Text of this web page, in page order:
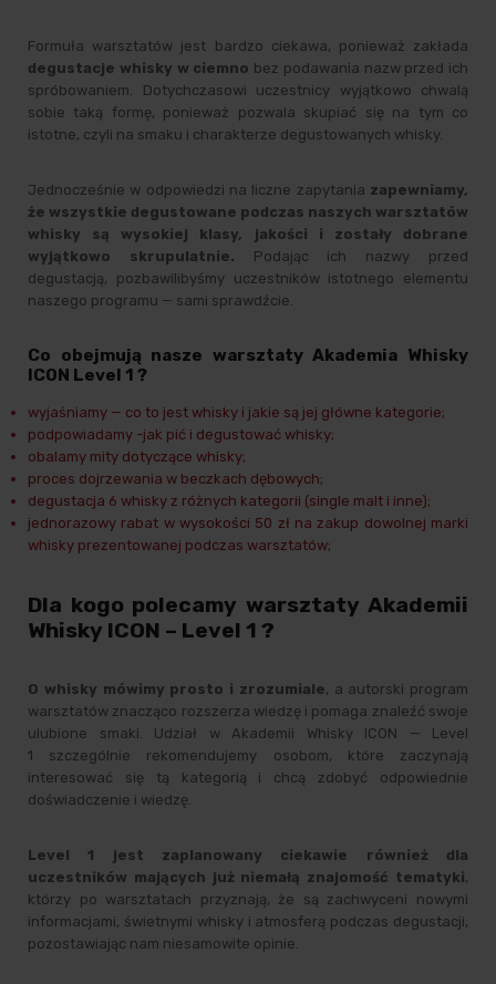
Formuła warsztatów jest bardzo ciekawa, ponieważ zakłada
degustacje whisky w ciemno bez podawania nazw przed ich
spróbowaniem. Dotychczasowi uczestnicy wyjątkowo chwalą
sobie taką formę, ponieważ pozwala skupiać się na tym co
istotne, czyli na smaku i charakterze degustowanych whisky.
Jednocześnie w odpowiedzi na liczne zapytania zapewniamy,
że wszystkie degustowane podczas naszych warsztatów
whisky są wysokiej klasy, jakości i zostały dobrane
wyjątkowo skrupulatnie. Podając ich nazwy przed
degustacją, pozbawilibyśmy uczestników istotnego elementu
naszego programu — sami sprawdźcie.
Co obejmują nasze warsztaty Akademia Whisky
ICON Level 1 ?
wyjaśniamy — co to jest whisky i jakie są jej główne kategorie;
podpowiadamy -jak pić i degustować whisky;
obalamy mity dotyczące whisky;
proces dojrzewania w beczkach dębowych;
degustacja 6 whisky z różnych kategorii (single malt i inne);
jednorazowy rabat w wysokości 50 zł na zakup dowolnej marki
whisky prezentowanej podczas warsztatów;
Dla kogo polecamy warsztaty Akademii
Whisky ICON – Level 1 ?
O whisky mówimy prosto i zrozumiale, a autorski program
warsztatów znacząco rozszerza wiedzę i pomaga znaleźć swoje
ulubione smaki. Udział w Akademii Whisky ICON — Level
1 szczególnie rekomendujemy osobom, które zaczynają
interesować się tą kategorią i chcą zdobyć odpowiednie
doświadczenie i wiedzę.
Level 1 jest zaplanowany ciekawie również dla
uczestników mających już niemałą znajomość tematyki,
którzy po warsztatach przyznają, że są zachwyceni nowymi
informacjami, świetnymi whisky i atmosferą podczas degustacji,
pozostawiając nam niesamowite opinie.